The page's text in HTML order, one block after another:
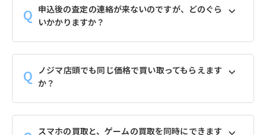
申込後の査定の連絡が来ないのですが、どのぐら
いかかりますか？
ノジマ店頭でも同じ価格で買い取ってもらえます
か？
スマホの買取と、ゲームの買取を同時にできます